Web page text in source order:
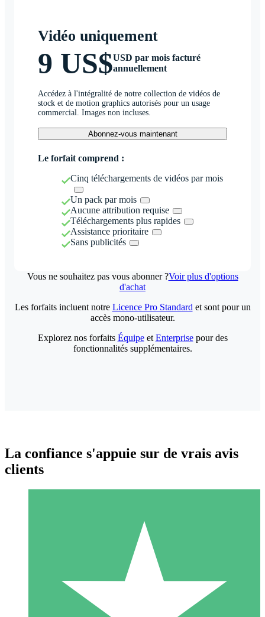
Vidéo uniquement
9 US$USD par mois facturé
annuellement
Accédez à l'intégralité de notre collection de vidéos de
stock et de motion graphics autorisés pour un usage
commercial. Images non incluses.
Abonnez-vous maintenant
Le forfait comprend :
Cinq téléchargements de vidéos par mois
Un pack par mois
Aucune attribution requise
Téléchargements plus rapides
Assistance prioritaire
Sans publicités
Vous ne souhaitez pas vous abonner ?Voir plus d'options
d'achat
Packs de Crédits Individuels
Payez à l'utilisation avec des crédits de téléchargement. Sans
Les forfaits incluent notre Licence Pro Standard et sont pour un
accès mono-utilisateur.
Explorez nos forfaits Équipeet Enterprisepour des
fonctionnalités supplémentaires.
La confiance s'appuie sur de vrais avis
clients